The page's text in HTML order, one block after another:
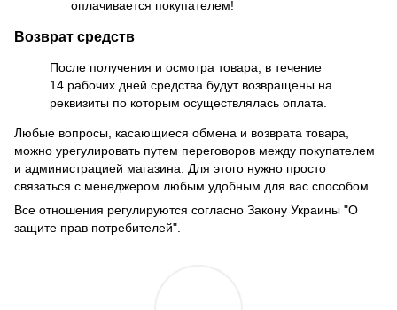
оплачивается покупателем!
Возврат средств
После получения и осмотра товара, в течение
14 рабочих дней средства будут возвращены на
реквизиты по которым осуществлялась оплата.
Любые вопросы, касающиеся обмена и возврата товара,
можно урегулировать путем переговоров между покупателем
и администрацией магазина. Для этого нужно просто
связаться с менеджером любым удобным для вас способом.
Все отношения регулируются согласно Закону Украины "О
защите прав потребителей".